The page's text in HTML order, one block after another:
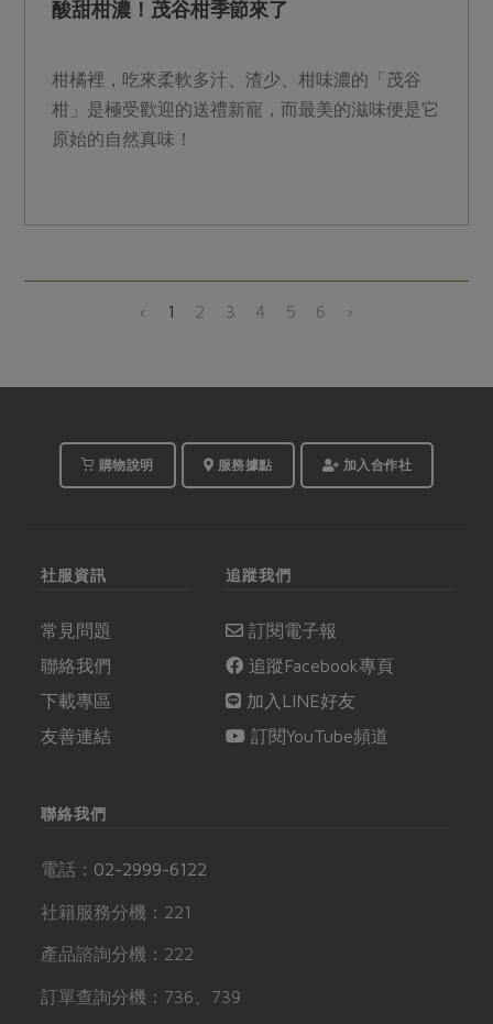
酸甜柑濃！茂谷柑季節來了
柑橘裡，吃來柔軟多汁、渣少、柑味濃的「茂谷
柑」是極受歡迎的送禮新寵，而最美的滋味便是它
原始的自然真味！
‹ 1 2 3 4 5 6 ›
購物說明 服務據點 加入合作社
社服資訊
常見問題
聯絡我們
下載專區
友善連結
追蹤我們
訂閱電子報
追蹤Facebook專頁
加入LINE好友
訂閱YouTube頻道
聯絡我們
電話： 02-2999-6122
社籍服務分機：221
產品諮詢分機：222
訂單查詢分機：736、739